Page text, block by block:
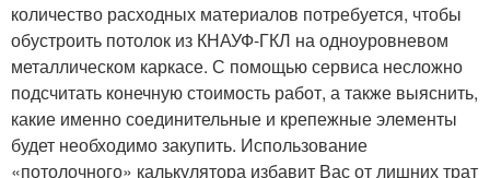
количество расходных материалов потребуется, чтобы
обустроить потолок из КНАУФ-ГКЛ на одноуровневом
металлическом каркасе. С помощью сервиса несложно
подсчитать конечную стоимость работ, а также выяснить,
какие именно соединительные и крепежные элементы
будет необходимо закупить. Использование
«потолочного» калькулятора избавит Вас от лишних трат